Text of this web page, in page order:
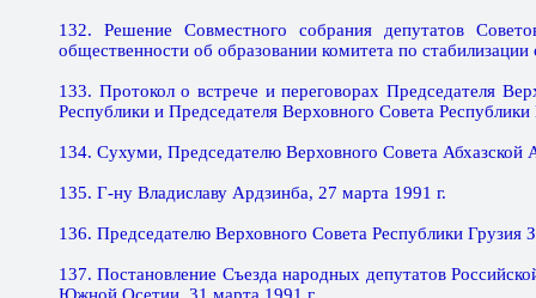
132. Решение Совместного собрания депутатов
общественности об образовании комитета по
133. Протокол о вcтpече и переговорах Председателя
Республики и Председателя Верховного Совета
134. Сухуми, Председателю Верховного Совета
135. Г-ну Владиславу Ардзинба, 27 марта 1991 г.
136. Председателю Верховного Совета Республики Грузия
137. Постановление Съезда народных депутатов